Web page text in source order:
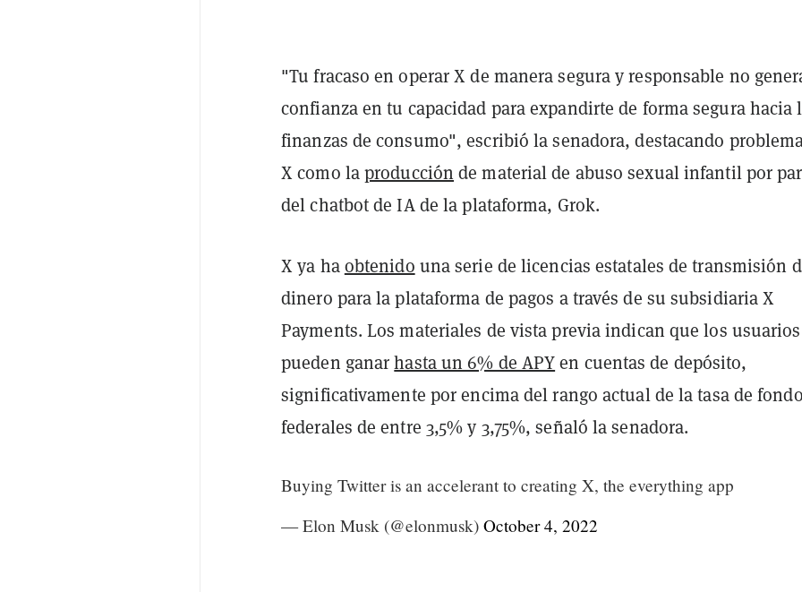
"Tu fracaso en operar X de manera segura y responsable no
confianza en tu capacidad para expandirte de forma segura hacia
finanzas de consumo", escribió la senadora, destacando
X como laproducción de material de abuso sexual infantil por
del chatbot de IA de la plataforma, Grok.
X ya haobtenido una serie de licencias estatales de transmisión
dinero para la plataforma de pagos a través de su subsidiaria X
Payments. Los materiales de vista previa indican que los usuarios
pueden ganarhasta un 6% de APYen cuentas de depósito,
significativamente por encima del rango actual de la tasa de
federales de entre 3,5% y 3,75%, señaló la senadora.
Buying Twitter is an accelerant to creating X, the everything app
— Elon Musk (@elonmusk) October 4, 2022